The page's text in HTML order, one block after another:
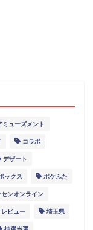
ミューズメント
コラボ
デザート
ックス ポケふた
センオンライン
レビュー 埼玉県
グルメ
ポット
ベント